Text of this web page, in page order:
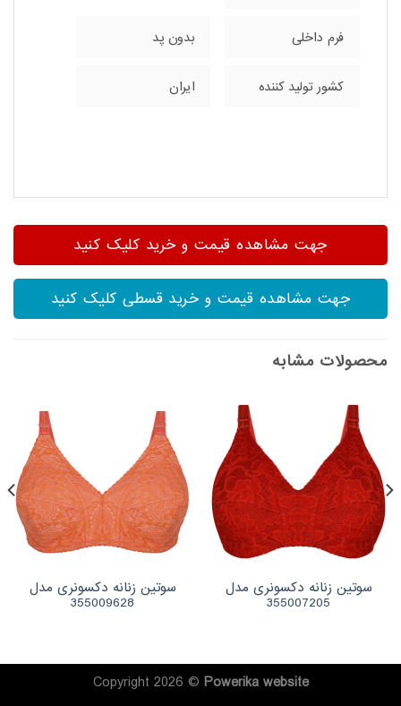
فرم داخلی بدون پد
کشور تولید کننده ایران
جهت مشاهده قیمت و خرید کلیک کنید
جهت مشاهده قیمت و خرید قسطی کلیک کنید
محصولات مشابه
سوتین زنانه دکسونری مدل
355007205
سوتین زنانه دکسونری مدل
355009628
Copyright 2026 © Powerikawebsite